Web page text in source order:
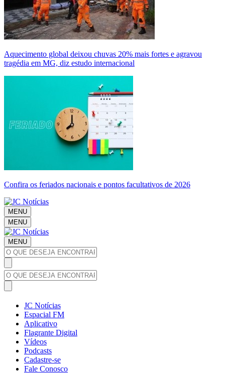
Aquecimento global deixou chuvas 20% mais fortes e agravou
tragédia em MG, diz estudo internacional
Confira os feriados nacionais e pontos facultativos de 2026
MENU
MENU
MENU
JC Notícias
Espacial FM
Aplicativo
Flagrante Digital
Vídeos
Podcasts
Cadastre-se
Fale Conosco